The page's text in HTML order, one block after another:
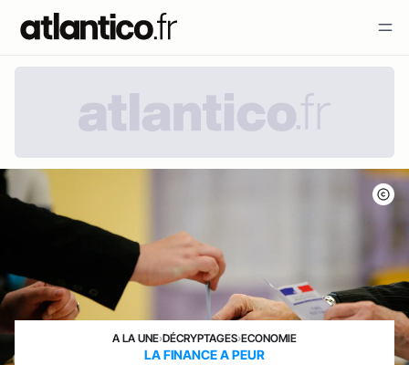
A LA UNE›DÉCRYPTAGES›ECONOMIE
LA FINANCE A PEUR